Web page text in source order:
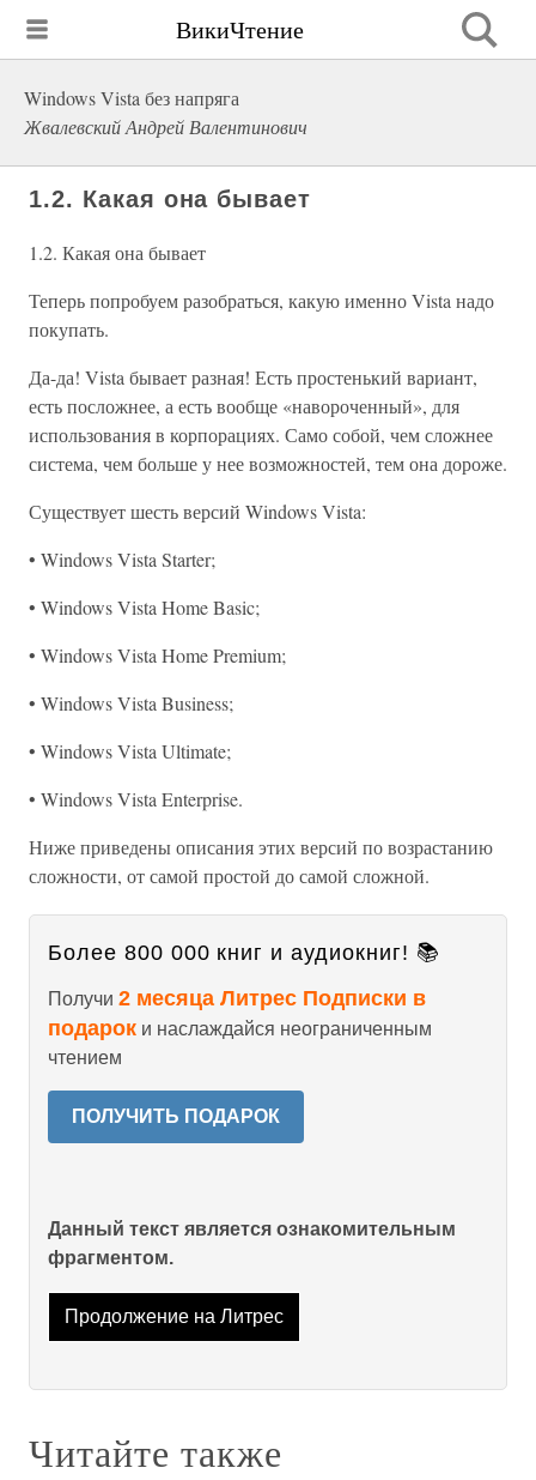
ВикиЧтение
Windows Vista без напряга
Жвалевский Андрей Валентинович
1.2. Какая она бывает
1.2. Какая она бывает
Теперь попробуем разобраться, какую именно Vista надо
покупать.
Да-да! Vista бывает разная! Есть простенький вариант,
есть посложнее, а есть вообще «навороченный», для
использования в корпорациях. Само собой, чем сложнее
система, чем больше у нее возможностей, тем она дороже.
Существует шесть версий Windows Vista:
• Windows Vista Starter;
• Windows Vista Home Basic;
• Windows Vista Home Premium;
• Windows Vista Business;
• Windows Vista Ultimate;
• Windows Vista Enterprise.
Ниже приведены описания этих версий по возрастанию
сложности, от самой простой до самой сложной.
Более 800 000 книг и аудиокниг! 📚
Получи 2 месяца Литрес Подписки в
подарок и наслаждайся неограниченным
чтением
ПОЛУЧИТЬ ПОДАРОК
Данный текст является ознакомительным
фрагментом.
Продолжение на Литрес
Читайте также